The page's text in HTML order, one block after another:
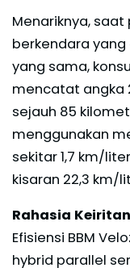
Menariknya,
berkendara
yang sama,
mencatat angka
sejauh 85
menggunakan
sekitar 1,7 km/
kisaran 22,3 km/
Rahasia
Efisiensi BBM
hybrid parallel